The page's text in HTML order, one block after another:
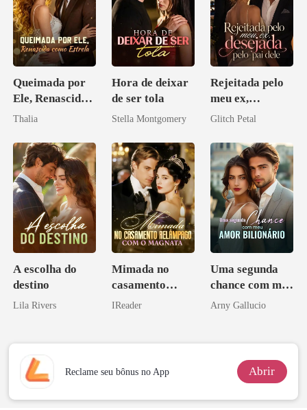
Queimada por
Ele, Renascida
como Estrela
Thalia
Hora de deixar
de ser tola
Stella Montgomery
Rejeitada pelo
meu ex,
desejada pelo
Glitch Petal
A escolha do
destino
Lila Rivers
Mimada no
casamento
relâmpago com
IReader
Uma segunda
chance com meu
amor bilionário
Arny Gallucio
Reclame seu bônus no App Abrir